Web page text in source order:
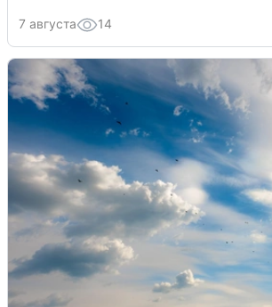
7 августа 14